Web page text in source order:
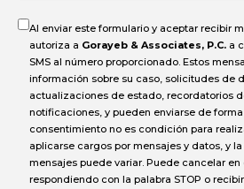
Al enviar este formulario y aceptar recibir
autoriza a Gorayeb & Associates, P.C. a
SMS al número proporcionado. Estos
información sobre su caso, solicitudes de
actualizaciones de estado, recordatorios
notificaciones, y pueden enviarse de
consentimiento no es condición para
aplicarse cargos por mensajes y datos, y
mensajes puede variar. Puede cancelar
respondiendo con la palabra STOP o